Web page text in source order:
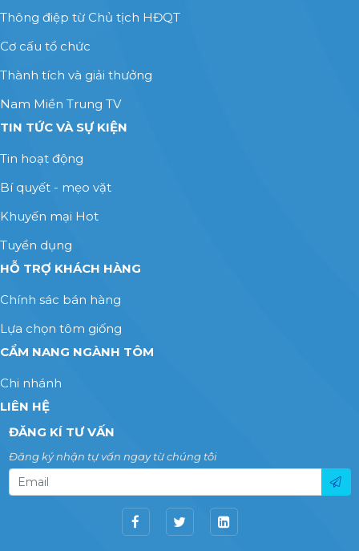
Thông điệp từ Chủ tịch HĐQT
Cơ cấu tổ chức
Thành tích và giải thưởng
Nam Miền Trung TV
TIN TỨC VÀ SỰ KIỆN
Tin hoạt động
Bí quyết - mẹo vặt
Khuyến mại Hot
Tuyển dụng
HỖ TRỢ KHÁCH HÀNG
Chính sác bán hàng
Lựa chọn tôm giống
CẨM NANG NGÀNH TÔM
Chi nhánh
LIÊN HỆ
ĐĂNG KÍ TƯ VẤN
Đăng ký nhận tự vấn ngay từ chúng tôi